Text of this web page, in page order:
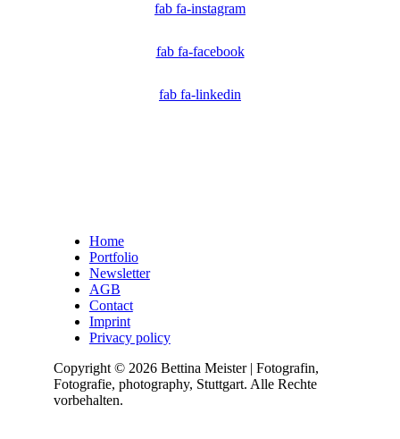
fab fa-instagram
fab fa-facebook
fab fa-linkedin
Home
Portfolio
Newsletter
AGB
Contact
Imprint
Privacy policy
Copyright © 2026 Bettina Meister | Fotografin,
Fotografie, photography, Stuttgart. Alle Rechte
vorbehalten.